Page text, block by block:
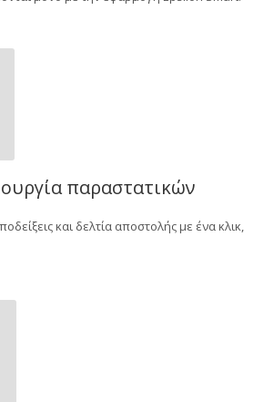
παραστατικών
και δελτία αποστολής με ένα κλικ,